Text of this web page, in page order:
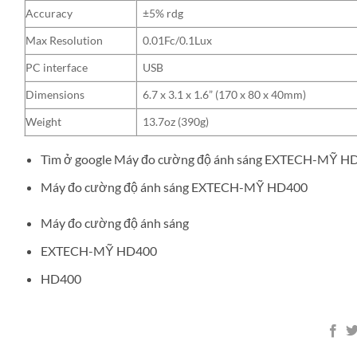
Accuracy
±5% rdg
Max Resolution
0.01Fc/0.1Lux
PC interface
USB
Dimensions
6.7 x 3.1 x 1.6” (170 x 80 x 40mm)
Weight
13.7oz (390g)
Tìm ở google Máy đo cường độ ánh sáng EXTECH-MỸ
Máy đo cường độ ánh sáng EXTECH-MỸ HD400
Máy đo cường độ ánh sáng
EXTECH-MỸ HD400
HD400